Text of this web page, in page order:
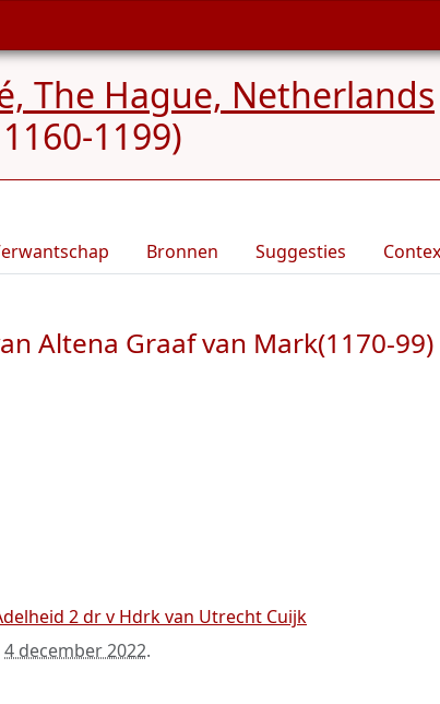
The Hague, Netherlands
1199)
Bronnen Suggesties
Altena Graaf van Mark(1170-
2 dr v Hdrk van Utrecht Cuijk
4 december 2022.